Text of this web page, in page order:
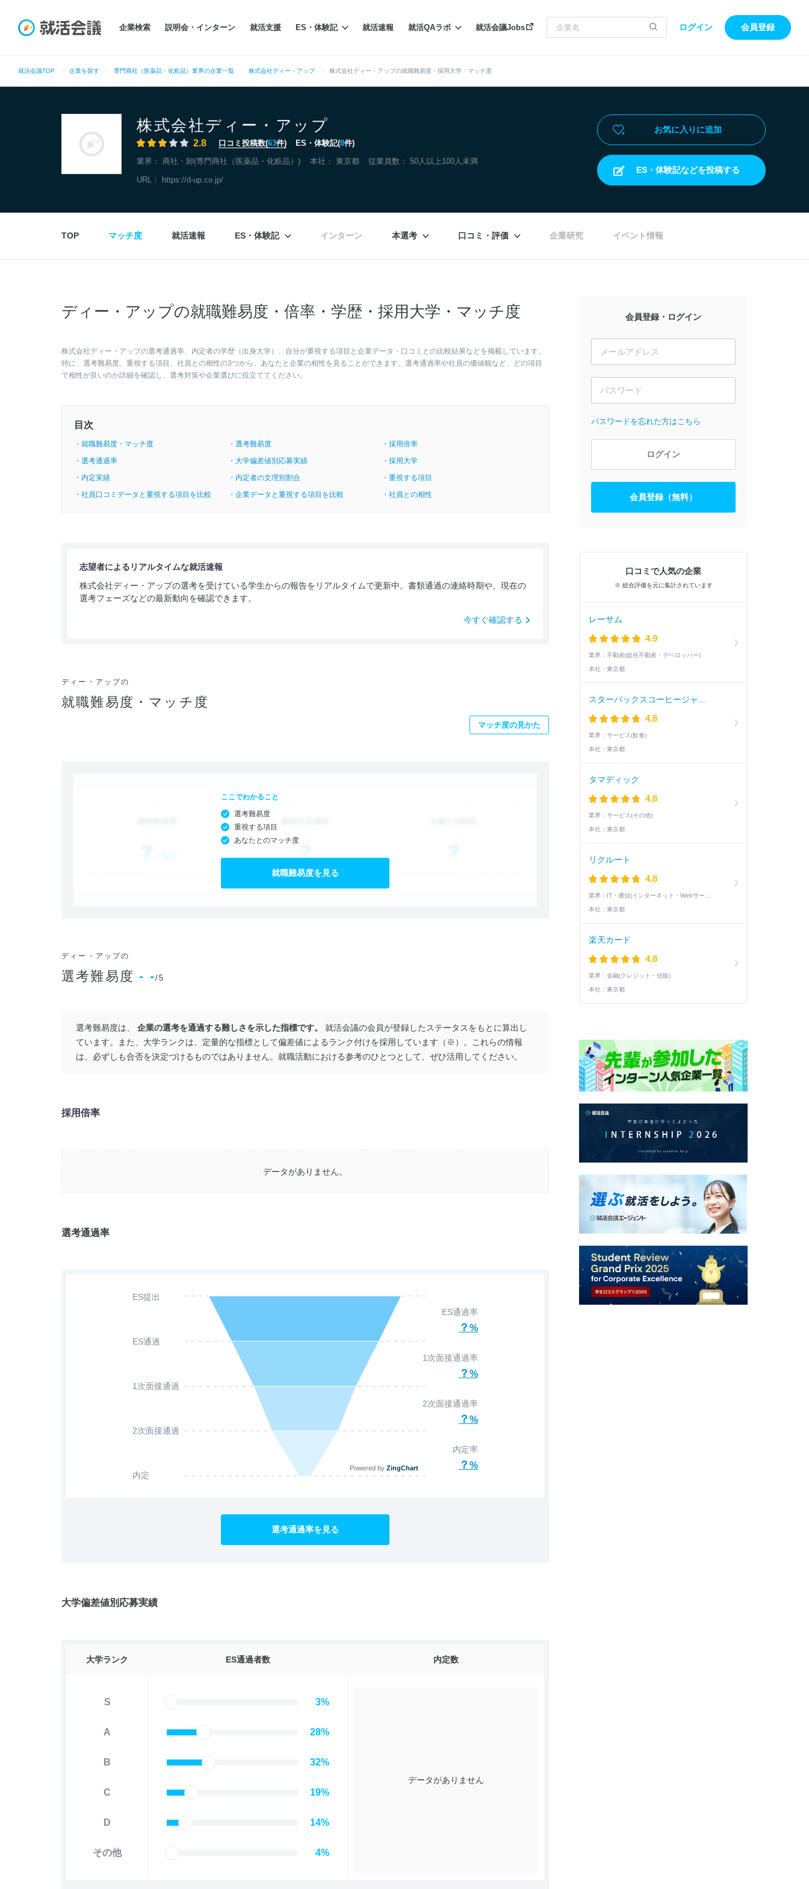
企業検索 説明会・インターン 就活支援 ES・体験記 就活速報 就活QAラボ 就活会議Jobs ログイン 会員登録
就活会議TOP 企業を探す 専門商社（医薬品・化粧品）業界の企業一覧 株式会社ディー・アップ 株式会社ディー・アップの就職難易度・採用大学・マッチ度
株式会社ディー・アップ
2.8 口コミ投稿数(63件) ES・体験記(8件)
業界： 商社・卸(専門商社（医薬品・化粧品）) 本社： 東京都 従業員数： 50人以上100人未満
URL： https://d-up.co.jp/
お気に入りに追加
ES・体験記などを投稿する
TOP マッチ度 就活速報 ES・体験記 インターン 本選考 口コミ・評価 企業研究 イベント情報
ディー・アップの就職難易度・倍率・学歴・採用大学・マッチ度
株式会社ディー・アップの選考通過率、内定者の学歴（出身大学）、自分が重視する項目と企業データ・口コミとの比較結果などを掲載しています。
特に、選考難易度、重視する項目、社員との相性の3つから、あなたと企業の相性を見ることができます。選考通過率や社員の価値観など、どの項目
で相性が良いのか詳細を確認し、選考対策や企業選びに役立ててください。
目次
・就職難易度・マッチ度 ・選考難易度
・採用倍率
・選考通過率
・大学偏差値別応募実績
・採用大学
・内定実績
・内定者の文理別割合
・重視する項目
・社員口コミデータと重視する項目を比較
・企業データと重視する項目を比較 ・社員との相性
志望者によるリアルタイムな就活速報
株式会社ディー・アップの選考を受けている学生からの報告をリアルタイムで更新中。書類通過の連絡時期や、現在の
選考フェーズなどの最新動向を確認できます。
今すぐ確認する
ディー・アップの
就職難易度・マッチ度
マッチ度の見かた
ここでわかること
選考難易度
重視する項目
あなたとのマッチ度
就職難易度を見る
ディー・アップの
選考難易度- -/5
選考難易度は、 企業の選考を通過する難しさを示した指標です。
就活会議の会員が登録したステータスをもとに算出し
ています。また、大学ランクは、定量的な指標として偏差値によるランク付けを採用しています（※）。これらの情報
は、必ずしも合否を決定づけるものではありません。就職活動における参考のひとつとして、ぜひ活用してください。
採用倍率
データがありません。
選考通過率
Powered by ZingChart
ES提出
ES通過
1次面接通過
2次面接通過
内定
ES通過率
？
1次面接通過率
？
2次面接通過率
？
内定率
？
選考通過率を見る
大学偏差値別応募実績
大学ランク ES通過者数 内定数
S 3%
データがありません
A 28%
B 32%
C 19%
D 14%
その他 4%
会員登録・ログイン
パスワードを忘れた方はこちら
ログイン
会員登録（無料）
口コミで人気の企業
※ 総合評価を元に集計されています
レーサム
4.9
業界： 不動産(総合不動産・デベロッパー)
本社： 東京都
4.8
業界： サービス(飲食)
本社： 東京都
タマディック
4.8
業界： サービス(その他)
本社： 東京都
リクルート
4.8
業界：
本社： 東京都
楽天カード
4.8
業界： 金融(クレジット・信販)
本社： 東京都